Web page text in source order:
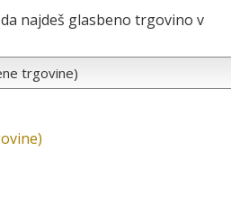
najdeš glasbeno trgovino v